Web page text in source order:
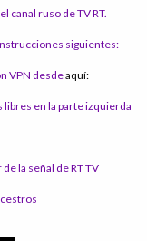
canal ruso de TV RT.
siguientes:
VPN desdeaquí:
en la parte izquierda
la señal de RT TV